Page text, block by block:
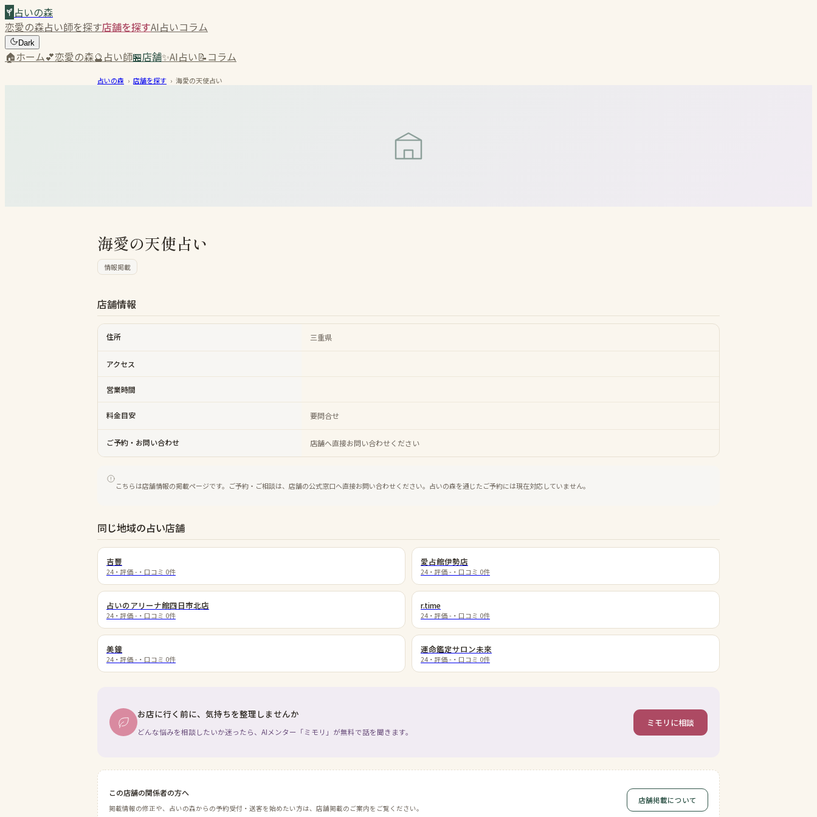
占いの森
恋愛の森占い師を探す店舗を探すAI占いコラム
Dark
🏠ホーム💕恋愛の森🔮占い師🏪店舗✨AI占い📝コラム
占いの森 › 店舗を探す › 海愛の天使占い
海愛の天使占い
情報掲載
店舗情報
住所 三重県
アクセス
営業時間
料金目安 要問合せ
ご予約・お問い合わせ 店舗へ直接お問い合わせください
こちらは店舗情報の掲載ページです。ご予約・ご相談は、店舗の公式窓口へ直接お問い合わせください。占いの森を通じたご予約には現在対応していません。
同じ地域の占い店舗
吉豐
24 ・評価 - ・口コミ 0件
愛占館伊勢店
24 ・評価 - ・口コミ 0件
占いのアリーナ館四日市北店
24 ・評価 - ・口コミ 0件
r.time
24 ・評価 - ・口コミ 0件
美鐘
24 ・評価 - ・口コミ 0件
運命鑑定サロン未來
24 ・評価 - ・口コミ 0件
お店に行く前に、気持ちを整理しませんか
どんな悩みを相談したいか迷ったら、AIメンター「ミモリ」が無料で話を聞きます。
ミモリに相談
この店舗の関係者の方へ
掲載情報の修正や、占いの森からの予約受付・送客を始めたい方は、店舗掲載のご案内をご覧ください。
店舗掲載について